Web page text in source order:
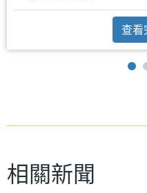
查看
相關新聞